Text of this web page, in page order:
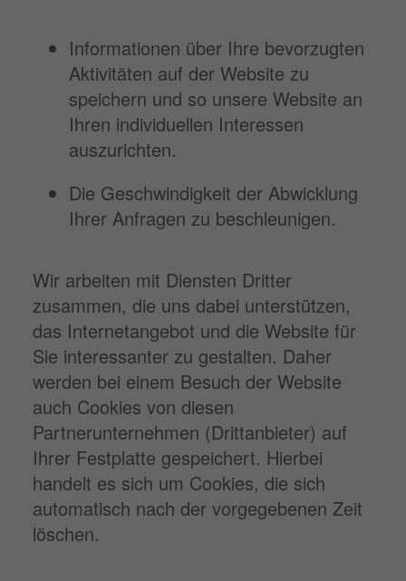
Informationen über Ihre bevorzugten
Aktivitäten auf der Website zu
speichern und so unsere Website an
Ihren individuellen Interessen
auszurichten.
Die Geschwindigkeit der Abwicklung
Ihrer Anfragen zu beschleunigen.
Wir arbeiten mit Diensten Dritter
zusammen, die uns dabei unterstützen,
das Internetangebot und die Website für
Sie interessanter zu gestalten. Daher
werden bei einem Besuch der Website
auch Cookies von diesen
Partnerunternehmen (Drittanbieter) auf
Ihrer Festplatte gespeichert. Hierbei
handelt es sich um Cookies, die sich
automatisch nach der vorgegebenen Zeit
löschen.